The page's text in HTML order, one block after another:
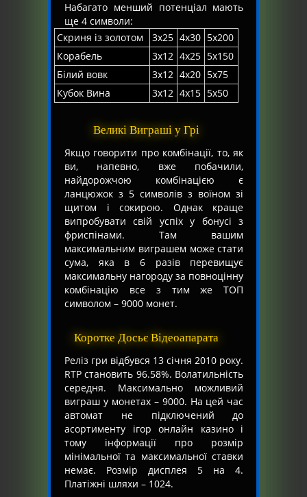
Набагато менший потенціал мають
ще 4 символи:
Скриня із золотом
3х25 4х30 5х200
Корабель
3х12 4х25 5х150
Білий вовк
3х12 4х20 5х75
Кубок Вина
3х12 4х15 5х50
Великі Виграші у Грі
Якщо говорити про комбінації, то, як
ви, напевно, вже побачили,
найдорожчою комбінацією є
ланцюжок з 5 символів з воїном зі
щитом і сокирою. Однак краще
випробувати свій успіх у бонусі з
фриспінами. Там вашим
максимальним виграшем може стати
сума, яка в 6 разів перевищує
максимальну нагороду за повноцінну
комбінацію все з тим же ТОП
символом – 9000 монет.
Коротке Досьє Відеоапарата
Реліз гри відбувся 13 січня 2010 року.
RTP становить 96.58%. Волатильність
середня. Максимально можливий
виграш у монетах – 9000. На цей час
автомат не підключений до
асортименту ігор онлайн казино і
тому інформації про розмір
мінімальної та максимальної ставки
немає. Розмір дисплея 5 на 4.
Платіжні шляхи – 1024.